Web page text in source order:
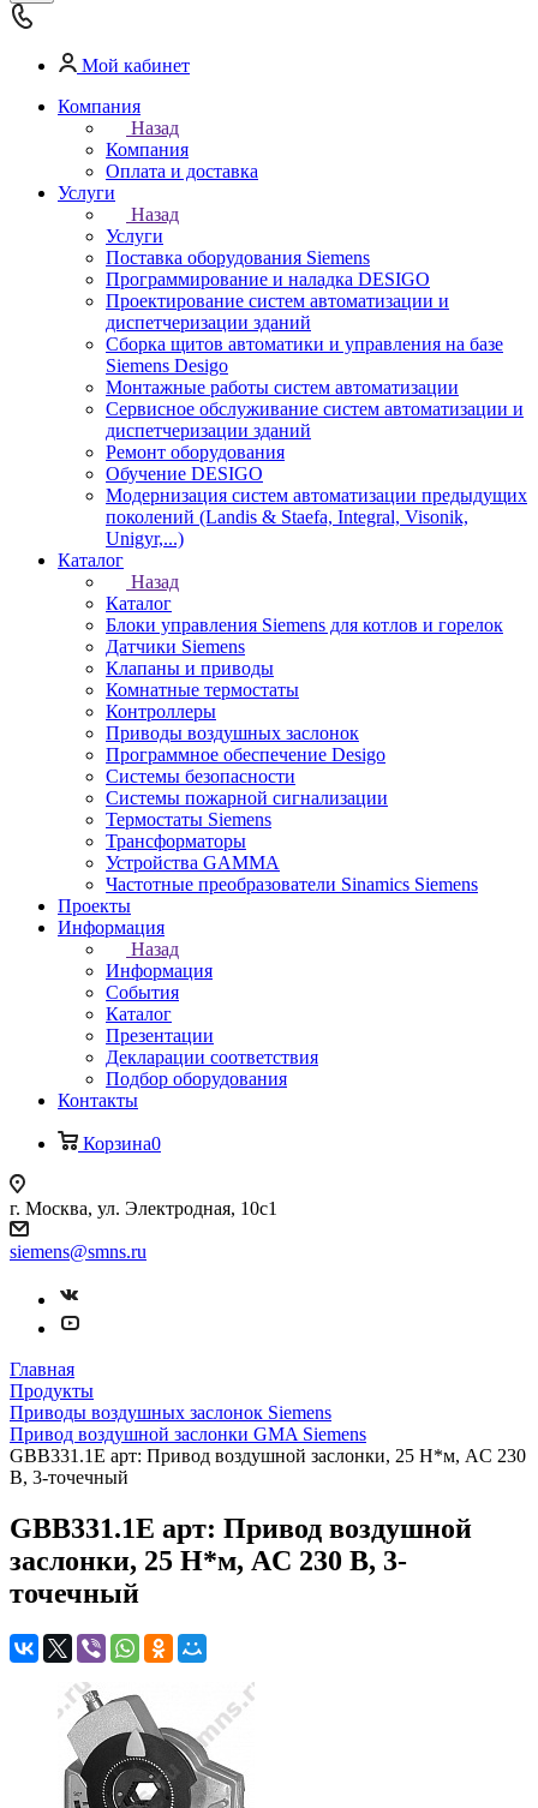
Мой кабинет
Компания
Назад
Компания
Оплата и доставка
Услуги
Назад
Услуги
Поставка оборудования Siemens
Программирование и наладка DESIGO
Проектирование систем автоматизации и
диспетчеризации зданий
Сборка щитов автоматики и управления на базе
Siemens Desigo
Монтажные работы систем автоматизации
Сервисное обслуживание систем автоматизации и
диспетчеризации зданий
Ремонт оборудования
Обучение DESIGO
Модернизация систем автоматизации предыдущих
поколений (Landis & Staefa, Integral, Visonik,
Unigyr,...)
Каталог
Назад
Каталог
Блоки управления Siemens для котлов и горелок
Датчики Siemens
Клапаны и приводы
Комнатные термостаты
Контроллеры
Приводы воздушных заслонок
Программное обеспечение Desigo
Системы безопасности
Системы пожарной сигнализации
Термостаты Siemens
Трансформаторы
Устройства GAMMA
Частотные преобразователи Sinamics Siemens
Проекты
Информация
Назад
Информация
События
Каталог
Презентации
Декларации соответствия
Подбор оборудования
Контакты
Корзина0
г. Москва, ул. Электродная, 10с1
siemens@smns.ru
Главная
Продукты
Приводы воздушных заслонок Siemens
Привод воздушной заслонки GMA Siemens
GBB331.1E арт: Привод воздушной заслонки, 25 Н*м, AC 230
В, 3-точечный
GBB331.1E арт: Привод воздушной
заслонки, 25 Н*м, AC 230 В, 3-
точечный